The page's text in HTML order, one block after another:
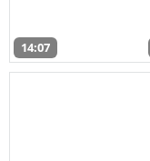
14:07